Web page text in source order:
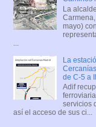
La
mayo)
La
de C-5 a
Adif
servicios
así el acceso de sus ci...